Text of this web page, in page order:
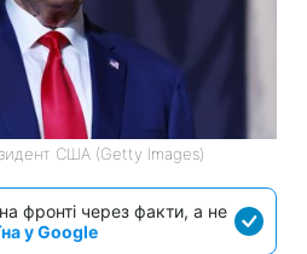
США (Getty Images)
фронті через факти, а не
у Google